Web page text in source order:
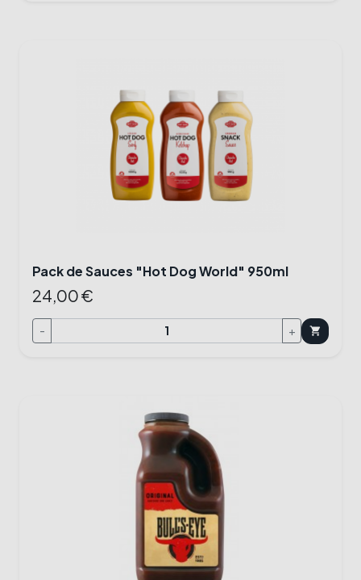
Pack de Sauces "Hot Dog World" 950ml
24,00 €
- + shopping_cart